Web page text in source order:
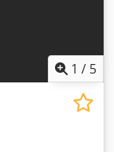
1 / 5